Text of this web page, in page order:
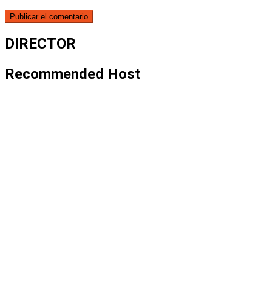
DIRECTOR
Recommended Host